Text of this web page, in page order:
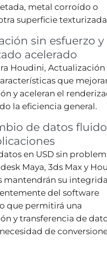
metal corroído o
superficie
sin esfuerzo y
acelerado
Houdini, Actualización
que
y aceleran el
la eficiencia general.
de datos fluido
en USD sin
Maya, 3ds Max y
mantendrán su
del software
que permitirá una
y transferencia de
de